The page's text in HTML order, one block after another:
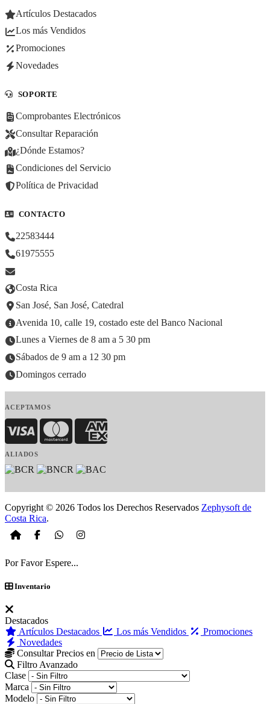
Artículos Destacados
Los más Vendidos
Promociones
Novedades
SOPORTE
Comprobantes Electrónicos
Consultar Reparación
¿Dónde Estamos?
Condiciones del Servicio
Política de Privacidad
CONTACTO
22583444
61975555
Costa Rica
San José, San José, Catedral
Avenida 10, calle 19, costado este del Banco Nacional
Lunes a Viernes de 8 am a 5 30 pm
Sábados de 9 am a 12 30 pm
Domingos cerrado
ACEPTAMOS
Visa MasterCardAmerican Express
ALIADOS
Copyright © 2026 Todos los Derechos Reservados Zephysoft de
Costa Rica.
Por Favor Espere...
Inventario
Destacados
Artículos Destacados
Los más Vendidos
Promociones
Novedades
Consultar Precios en
Filtro Avanzado
Clase
Marca
Modelo